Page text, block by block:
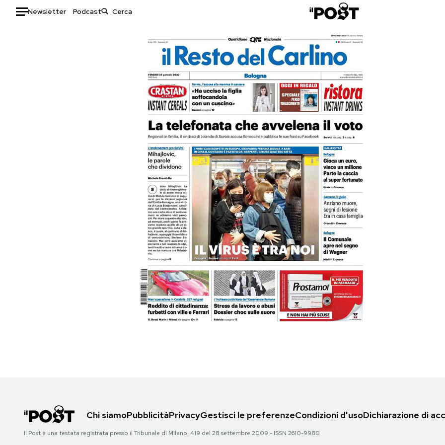
Newsletter Podcast
Consumismi
Storie/Idee
Ok Boomer!
Altrecose
Mondiali calcio 2026
AREA PERSONALE
Chi siamoPubblicitàPrivacyGestisci le preferenzeCondizioni d'usoDichiarazione di
Il Post è una testata registrata presso il Tribunale di Milano, 419 del 28 settembre 2009 - ISSN 2610-9980